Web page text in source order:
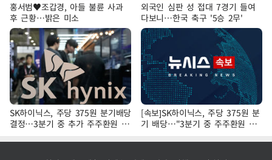
홍서범♥조갑경, 아들 불륜 사과
후 근황…밝은 미소
외국인 심판 성 접대 7경기 들여
다보니…한국 축구 '5승 2무'
SK하이닉스, 주당 375원 분기배당
결정…3분기 중 추가 주주환원 발
표
[속보]SK하이닉스, 주당 375원 분
기 배당…"3분기 중 주주환원 방
안 확정"